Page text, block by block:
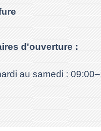
d'ouverture :
au samedi :